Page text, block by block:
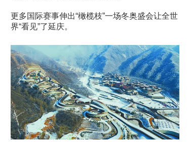
更多国际赛事伸出“橄榄枝”一场冬奥盛会让全世
界“看见”了延庆。